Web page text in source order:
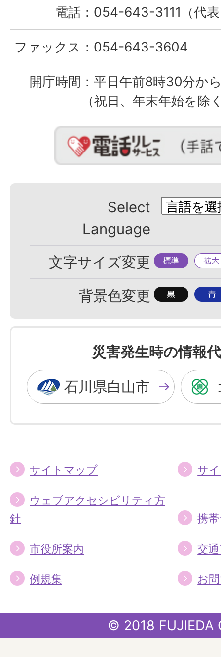
電話： 054-643-3111（代
ファックス： 054-643-3604
開庁時間： 平日午前8時30分か
（祝日、年末年始を除
Select
Language
文字サイズ変更 標
準
拡
大
背景色変更 背
色
を
黒
色
に
背
色
を
青
色
に
災害発生時の情報
石川県白山市
サイトマップ サ
ウェブアクセシビリティ方
針
携
市役所案内 交
例規集 お
© 2018 FUJIEDA